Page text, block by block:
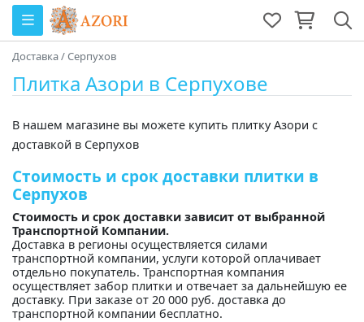
Доставка/Серпухов
Плитка Азори в Серпухове
В нашем магазине вы можете купить плитку Азори с
доставкой в Серпухов
Стоимость и срок доставки плитки в
Серпухов
Стоимость и срок доставки зависит от выбранной
Транспортной Компании.
Доставка в регионы осуществляется силами
транспортной компании, услуги которой оплачивает
отдельно покупатель. Транспортная компания
осуществляет забор плитки и отвечает за дальнейшую ее
доставку. При заказе от 20 000 руб. доставка до
транспортной компании бесплатно.